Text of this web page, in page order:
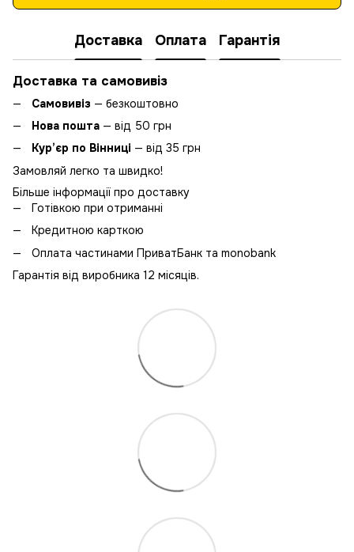
Доставка Оплата Гарантія
Доставка та самовивіз
Самовивіз — безкоштовно
Нова пошта — від 50 грн
Кур’єр по Вінниці — від 35 грн
Замовляй легко та швидко!
Більше інформації про доставку
Готівкою при отриманні
Кредитною карткою
Оплата частинами ПриватБанк та monobank
Гарантія від виробника 12 місяців.